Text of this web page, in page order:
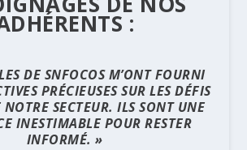
:
DE SNFOCOS M’ONT FOURNI
PRÉCIEUSES SUR LES DÉFIS
NOTRE SECTEUR. ILS SONT UNE
INESTIMABLE POUR RESTER
INFORMÉ. »